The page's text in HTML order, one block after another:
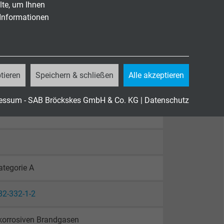
um Ihnen
Speichern & schließen Alle akzeptieren
- SAB Bröckskes GmbH & Co. KG | Datenschutz
A
332-1-2
Brandgasen